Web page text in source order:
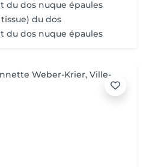
du dos nuque épaules
du dos
du dos nuque épaules